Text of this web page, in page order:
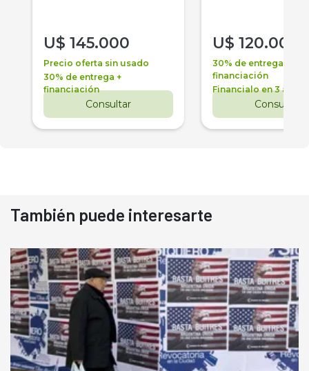
U$ 145.000
Precio oferta sin usado
30% de entrega +
financiación
Consultar
U$ 120.000
30% de entrega +
financiación
Financialo en 3 años
Consultar
También puede interesarte